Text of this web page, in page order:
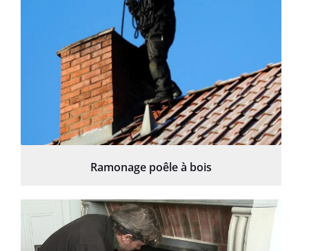
Ramonage poêle à bois